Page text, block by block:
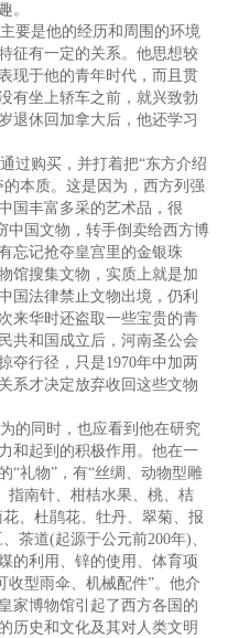
。
要是他的经历和周围的环境
征有一定的关系。他思想较
现于他的青年时代，而且贯
有坐上轿车之前，就兴致勃
退休回加拿大后，他还学习
过购买，并打着把“东方介绍
本质。这是因为，西方列强
国丰富多采的艺术品，很
中国文物，转手倒卖给西方博
忘记抢夺皇宫里的金银珠
馆搜集文物，实质上就是加
国法律禁止文物出境，仍利
来华时还盗取一些宝贵的青
共和国成立后，河南圣公会
夺行径，只是1970年中加两
系才决定放弃收回这些文物
的同时，也应看到他在研究
和起到的积极作用。他在一
“礼物”，有“丝绸、动物型雕
指南针、柑桔水果、桃、桔
、杜鹃花、牡丹、翠菊、报
茶道(起源于公元前200年)、
的利用、锌的使用、体育项
收型雨伞、机械配件”。他介
家博物馆引起了西方各国的
历史和文化及其对人类文明